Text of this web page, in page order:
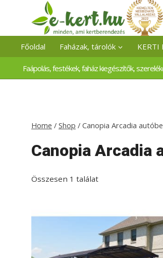
content
Főoldal Faházak, tárolók KERTI
Faápolás, festékek, faház kiegészítők,
Home / Shop / Canopia Arcadia
Canopia Arcadia
Összesen 1 találat